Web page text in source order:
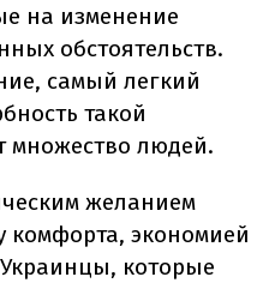
на изменение
обстоятельств.
самый легкий
такой
множество людей.
желанием
комфорта, экономией
которые